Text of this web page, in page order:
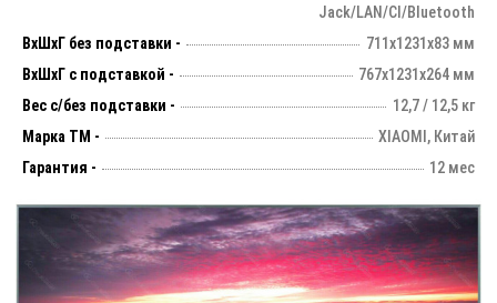
Jack/LAN/CI/Bluetooth
ВхШхГ без подставки -
711х1231х83 мм
ВхШхГ с подставкой -
767x1231x264 мм
Вес с/без подставки -
12,7 / 12,5 кг
Марка ТМ -
XIAOMI, Китай
Гарантия -
12 мес